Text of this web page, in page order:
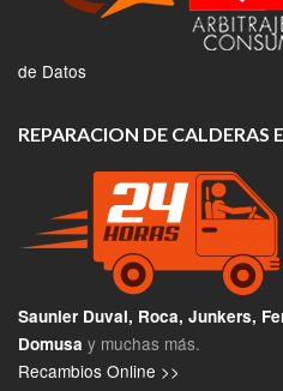
de Datos
REPARACION DE CALDERAS
Saunier Duval, Roca, Junkers,
Domusa y muchas más.
Recambios Online >>